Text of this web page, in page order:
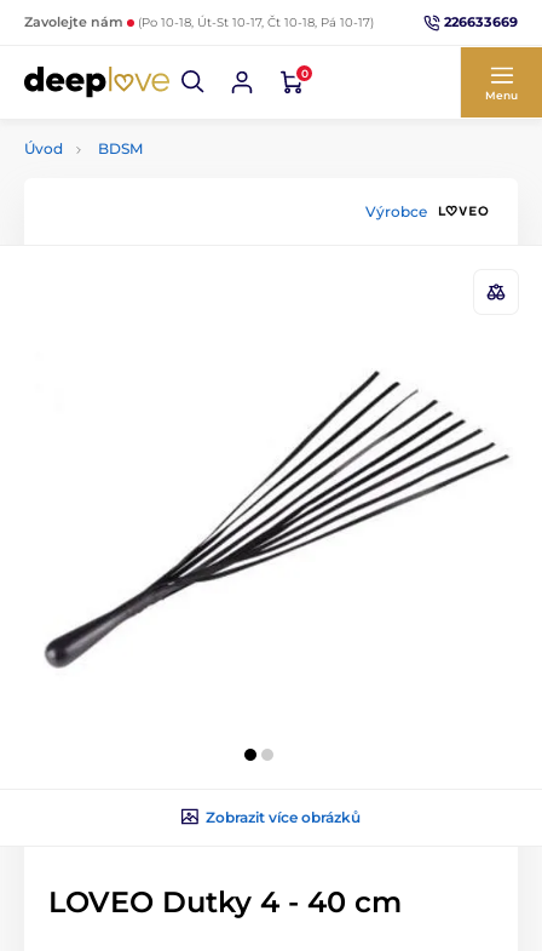
Zavolejte nám (Po 10-18, Út-St 10-17, Čt 10-18, Pá 10-17) 226633669
0
Menu
Úvod BDSM
Výrobce
Zobrazit více obrázků
LOVEO Dutky 4 - 40 cm